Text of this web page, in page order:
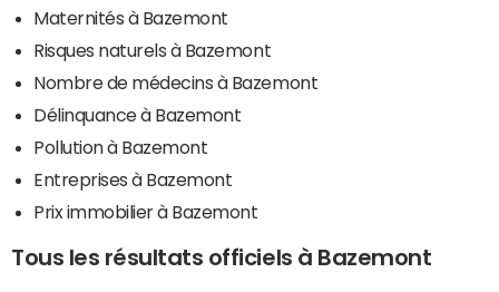
Maternités à Bazemont
Risques naturels à Bazemont
Nombre de médecins à Bazemont
Délinquance à Bazemont
Pollution à Bazemont
Entreprises à Bazemont
Prix immobilier à Bazemont
Tous les résultats officiels à Bazemont